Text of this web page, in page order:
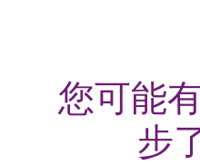
您可能
步